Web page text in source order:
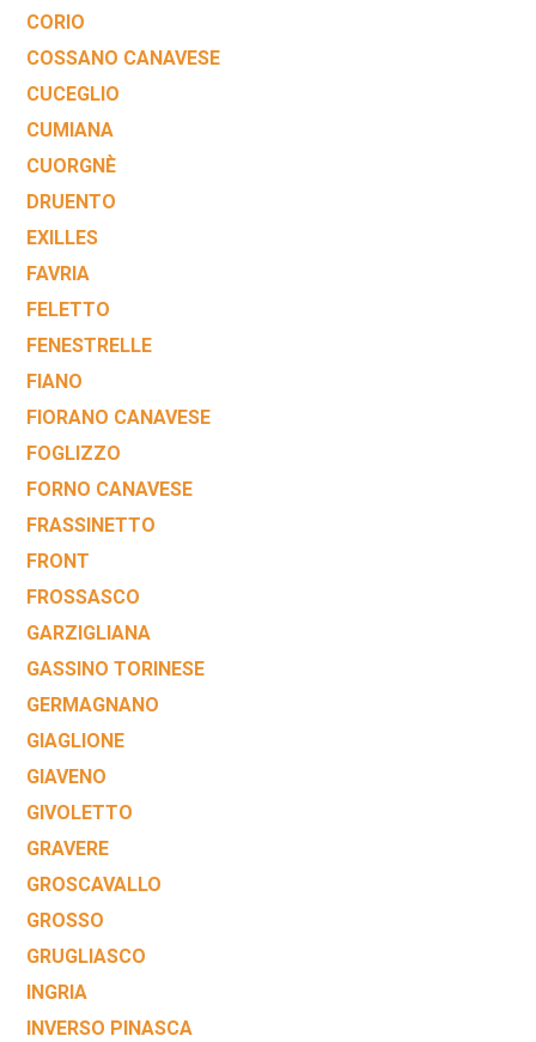
CORIO
COSSANO CANAVESE
CUCEGLIO
CUMIANA
CUORGNÈ
DRUENTO
EXILLES
FAVRIA
FELETTO
FENESTRELLE
FIANO
FIORANO CANAVESE
FOGLIZZO
FORNO CANAVESE
FRASSINETTO
FRONT
FROSSASCO
GARZIGLIANA
GASSINO TORINESE
GERMAGNANO
GIAGLIONE
GIAVENO
GIVOLETTO
GRAVERE
GROSCAVALLO
GROSSO
GRUGLIASCO
INGRIA
INVERSO PINASCA